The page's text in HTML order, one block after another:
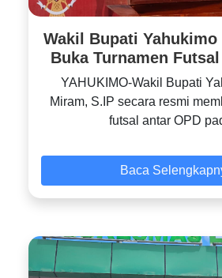
Wakil Bupati Yahukimo
Buka Turnamen
YAHUKIMO-Wakil Bupati
Miram, S.IP secara resmi
futsal antar OPD
Baca